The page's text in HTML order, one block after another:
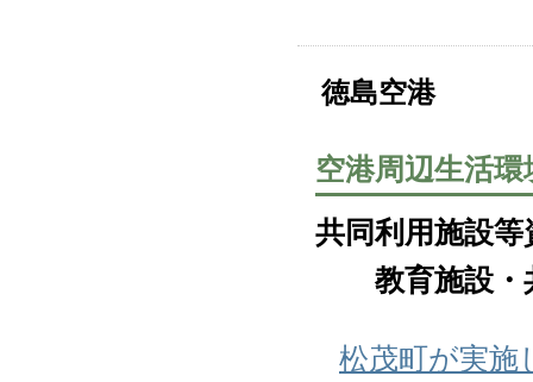
徳島空港
空港周辺生活
共同利用施設
教育施設・
松茂町が実